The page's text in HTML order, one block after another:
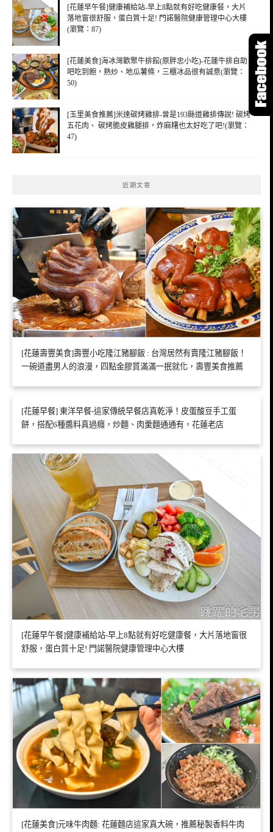
[花蓮早午餐]健康補給站-早上8點就有好吃健康餐，大片
落地窗很舒服，蛋白質十足! 門諾醫院健康管理中心大樓
(瀏覽：87)
[花蓮美食]海冰灣歡聚牛排館(原胖忠小吃)-花蓮牛排自助
吧吃到飽，熱炒、地瓜薯條，三櫃冰品很有誠意(瀏覽：
50)
[玉里美食推薦]米達碳烤雞排-曾是193縣道雞排傳說! 碳烤
五花肉、 碳烤脆皮雞腿排，炸麻糬也太好吃了吧!(瀏覽：
47)
近期文章
[花蓮壽豐美食]壽豐小吃隆江豬腳飯 : 台灣居然有賣隆江豬腳飯！
一碗道盡男人的浪漫，四點金膠質滿滿一抿就化，壽豐美食推薦
[花蓮早餐] 東洋早餐-這家傳統早餐店真乾淨！皮蛋酸豆手工蛋
餅，搭配6種醬料真過癮，炒麵、肉羹麵通通有，花蓮老店
[花蓮早午餐]健康補給站-早上8點就有好吃健康餐，大片落地窗很
舒服，蛋白質十足! 門諾醫院健康管理中心大樓
[花蓮美食]元味牛肉麵: 花蓮麵店這家真大碗，推薦秘製香料牛肉